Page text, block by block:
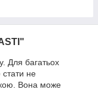
Для багатьох
стати не
Вона може